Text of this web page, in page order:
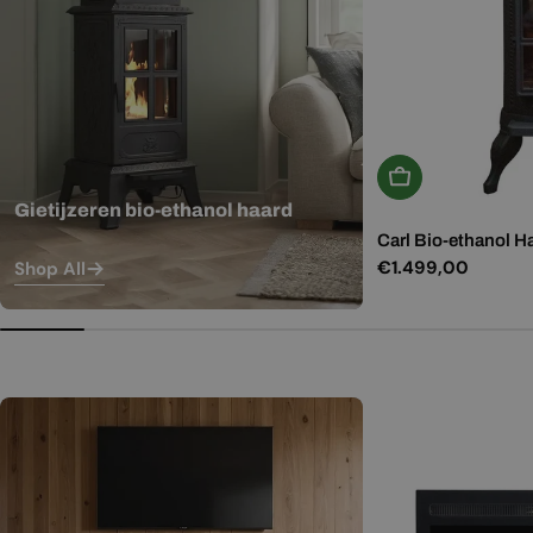
Gietijzeren bio-ethanol haard
Shop All
In Winkelwagen
Carl Bio-ethanol
Normale
€1.499,00